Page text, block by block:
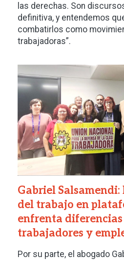
las derechas. Son
definitiva, y entendemos
combatirlos como
trabajadoras”.
Imagen
Gabriel
del trabajo en
enfrenta
trabajadores y
Por su parte, el abogado